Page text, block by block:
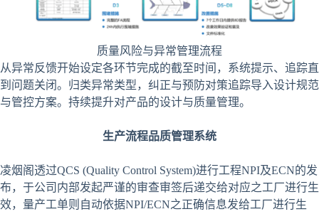
质量风险与异常管理流程
从异常反馈开始设定各环节完成的截至时间，系统提示、追踪直
到问题关闭。归类异常类型，纠正与预防对策追踪导入设计规范
与管控方案。持续提升对产品的设计与质量管理。
生产流程品质管理系统
凌烟阁透过QCS (Quality Control System)进行工程NPI及ECN的发
布，于公司内部发起严谨的审查审签后递交给对应之工厂进行生
效，量产工单则自动依据NPI/ECN之正确信息发给工厂进行生